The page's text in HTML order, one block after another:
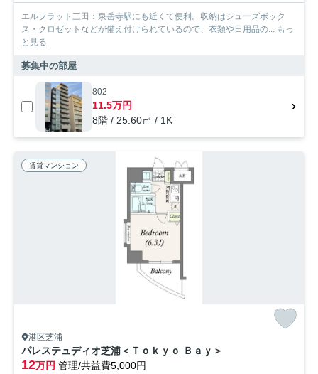
エルフラット三田：泉岳寺駅にも近くて便利。収納はシューズボック
ス・クロゼットなどが備え付けられているので、衣類や日用品の... もっ
と見る
募集中の部屋
802
11.5万円
8階 / 25.60㎡ / 1K
賃貸マンション
港区芝浦
パレステュディオ芝浦＜Ｔｏｋｙｏ Ｂａｙ＞
12万円 管理/共益費5,000円